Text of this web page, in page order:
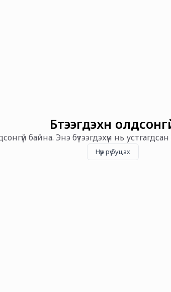
Бүтээгдэхүүн
байна. Энэ бүтээгдэхүүн нь
Нүүр рүү буцах